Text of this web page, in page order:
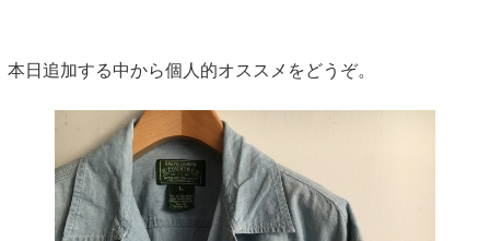
本日追加する中から個人的オススメをどうぞ。